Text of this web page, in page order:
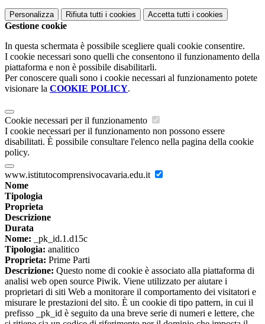
Personalizza Rifiuta tutti i cookies Accetta tutti i cookies
Gestione cookie
In questa schermata è possibile scegliere quali cookie consentire.
I cookie necessari sono quelli che consentono il funzionamento della
piattaforma e non è possibile disabilitarli.
Per conoscere quali sono i cookie necessari al funzionamento potete
visionare la COOKIE POLICY.
Cookie necessari per il funzionamento
I cookie necessari per il funzionamento non possono essere
disabilitati. È possibile consultare l'elenco nella pagina della cookie
policy.
www.istitutocomprensivocavaria.edu.it
Nome
Tipologia
Proprieta
Descrizione
Durata
Nome: _pk_id.1.d15c
Tipologia: analitico
Proprieta: Prime Parti
Descrizione: Questo nome di cookie è associato alla piattaforma di
analisi web open source Piwik. Viene utilizzato per aiutare i
proprietari di siti Web a monitorare il comportamento dei visitatori e
misurare le prestazioni del sito. È un cookie di tipo pattern, in cui il
prefisso _pk_id è seguito da una breve serie di numeri e lettere, che